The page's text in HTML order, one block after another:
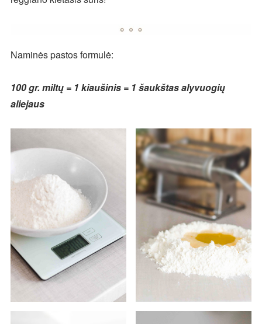
Naminės pastos formulė:
100 gr. miltų = 1 kiaušinis = 1 šaukštas alyvuogių
aliejaus